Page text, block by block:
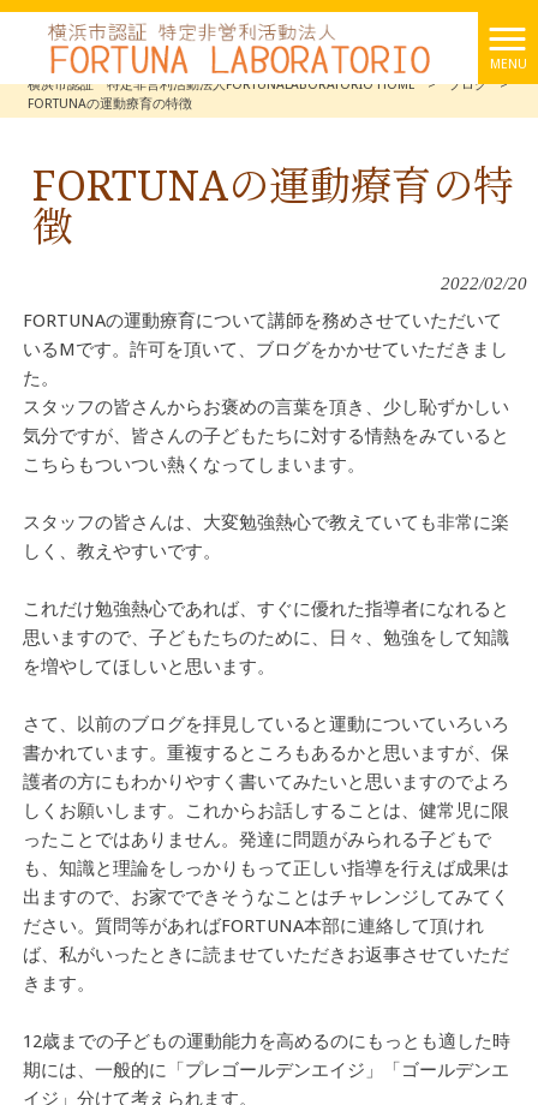
MENU
横浜市認証 特定非営利活動法人FORTUNALABORATORIO HOME
> ブログ
>
FORTUNAの運動療育の特徴
FORTUNAの運動療育の特
徴
2022/02/20
FORTUNAの運動療育について講師を務めさせていただいて
いるMです。許可を頂いて、ブログをかかせていただきまし
た。
スタッフの皆さんからお褒めの言葉を頂き、少し恥ずかしい
気分ですが、皆さんの子どもたちに対する情熱をみていると
こちらもついつい熱くなってしまいます。
スタッフの皆さんは、大変勉強熱心で教えていても非常に楽
しく、教えやすいです。
これだけ勉強熱心であれば、すぐに優れた指導者になれると
思いますので、子どもたちのために、日々、勉強をして知識
を増やしてほしいと思います。
さて、以前のブログを拝見していると運動についていろいろ
書かれています。重複するところもあるかと思いますが、保
護者の方にもわかりやすく書いてみたいと思いますのでよろ
しくお願いします。これからお話しすることは、健常児に限
ったことではありません。発達に問題がみられる子どもで
も、知識と理論をしっかりもって正しい指導を行えば成果は
出ますので、お家でできそうなことはチャレンジしてみてく
ださい。質問等があればFORTUNA本部に連絡して頂けれ
ば、私がいったときに読ませていただきお返事させていただ
きます。
12歳までの子どもの運動能力を高めるのにもっとも適した時
期には、一般的に「プレゴールデンエイジ」「ゴールデンエ
イジ」分けて考えられます。